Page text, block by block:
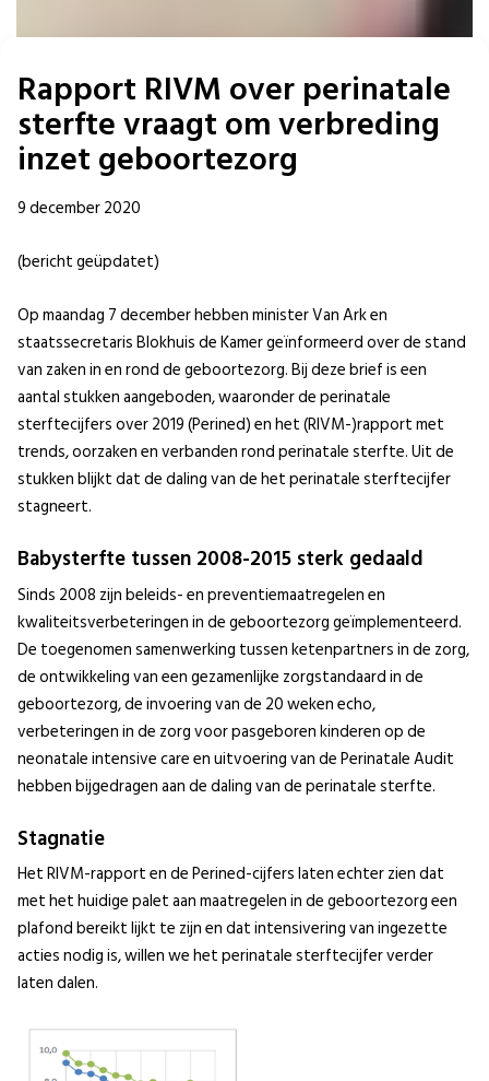
Rapport RIVM over perinatale
sterfte vraagt om verbreding
inzet geboortezorg
9 december 2020
(bericht geüpdatet)
Op maandag 7 december hebben minister Van Ark en
staatssecretaris Blokhuis de Kamer geïnformeerd over de stand
van zaken in en rond de geboortezorg. Bij deze brief is een
aantal stukken aangeboden, waaronder de perinatale
sterftecijfers over 2019 (Perined) en het (RIVM-)rapport met
trends, oorzaken en verbanden rond perinatale sterfte. Uit de
stukken blijkt dat de daling van de het perinatale sterftecijfer
stagneert.
Babysterfte tussen 2008-2015 sterk gedaald
Sinds 2008 zijn beleids- en preventiemaatregelen en
kwaliteitsverbeteringen in de geboortezorg geïmplementeerd.
De toegenomen samenwerking tussen ketenpartners in de zorg,
de ontwikkeling van een gezamenlijke zorgstandaard in de
geboortezorg, de invoering van de 20 weken echo,
verbeteringen in de zorg voor pasgeboren kinderen op de
neonatale intensive care en uitvoering van de Perinatale Audit
hebben bijgedragen aan de daling van de perinatale sterfte.
Stagnatie
Het RIVM-rapport en de Perined-cijfers laten echter zien dat
met het huidige palet aan maatregelen in de geboortezorg een
plafond bereikt lijkt te zijn en dat intensivering van ingezette
acties nodig is, willen we het perinatale sterftecijfer verder
laten dalen.